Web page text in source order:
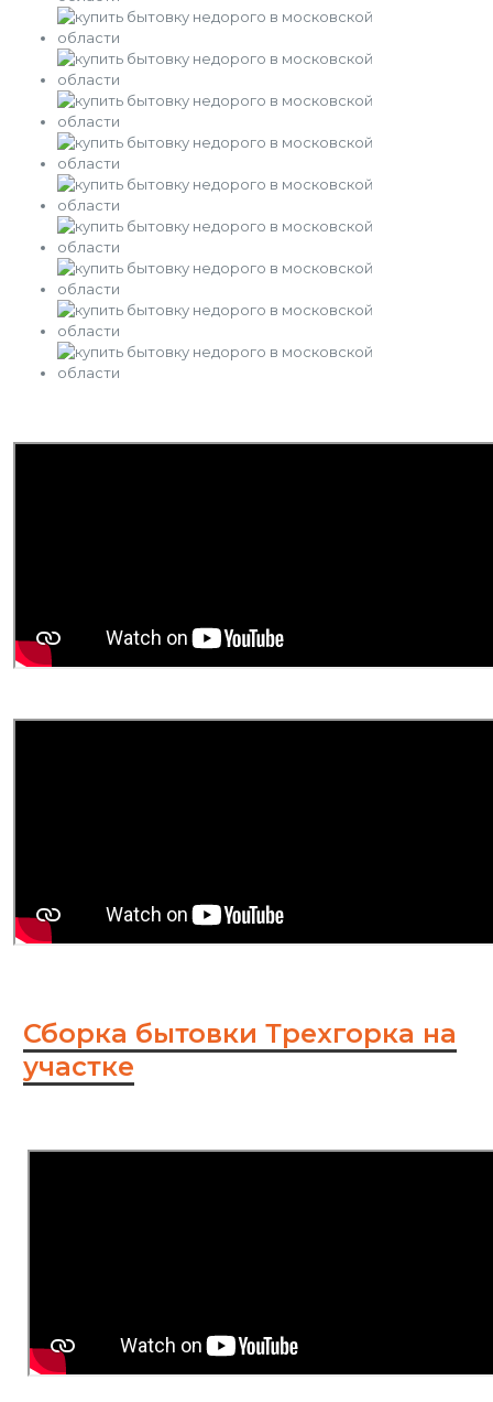
Сборка бытовки Трехгорка на
участке